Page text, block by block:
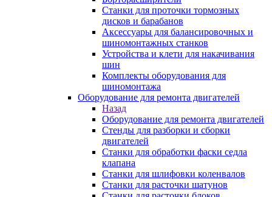
Станки для проточки тормозных
дисков и барабанов
Аксессуары для балансировочных и
шиномонтажных станков
Устройства и клети для накачивания
шин
Комплекты оборудования для
шиномонтажа
Оборудование для ремонта двигателей
Назад
Оборудование для ремонта двигателей
Стенды для разборки и сборки
двигателей
Станки для обработки фаски седла
клапана
Станки для шлифовки коленвалов
Станки для расточки шатунов